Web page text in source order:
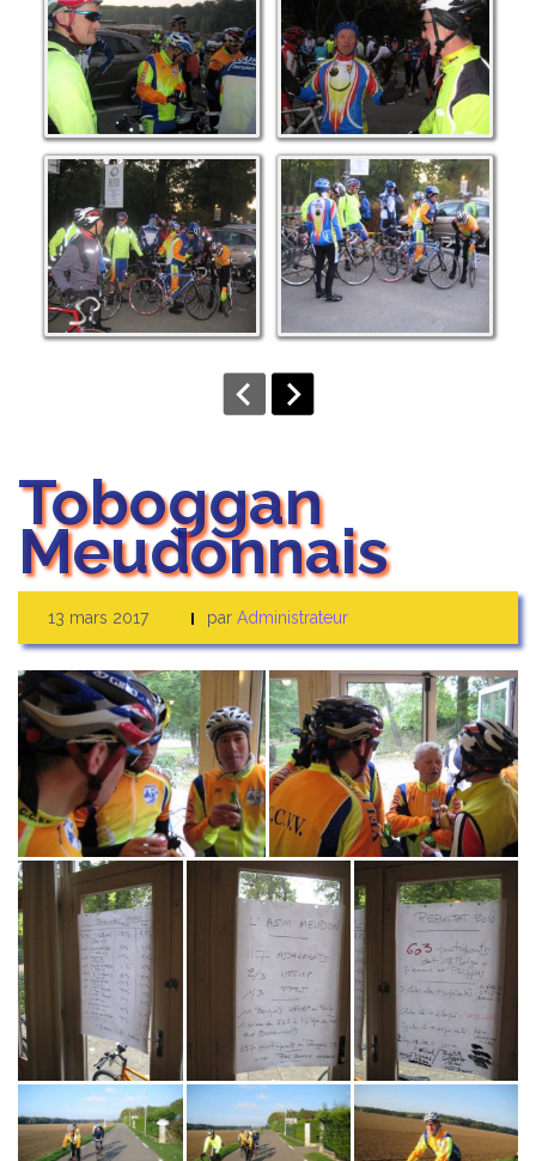
Toboggan
Meudonnais
13 mars 2017 par Administrateur